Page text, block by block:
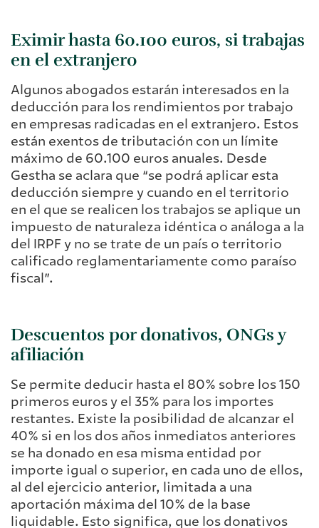
Eximir hasta 60.100 euros, si trabajas
en el extranjero
Algunos abogados estarán interesados en la
deducción para los rendimientos por trabajo
en empresas radicadas en el extranjero. Estos
están exentos de tributación con un límite
máximo de 60.100 euros anuales. Desde
Gestha se aclara que “se podrá aplicar esta
deducción siempre y cuando en el territorio
en el que se realicen los trabajos se aplique un
impuesto de naturaleza idéntica o análoga a la
del IRPF y no se trate de un país o territorio
calificado reglamentariamente como paraíso
fiscal”.
Descuentos por donativos, ONGs y
afiliación
Se permite deducir hasta el 80% sobre los 150
primeros euros y el 35% para los importes
restantes. Existe la posibilidad de alcanzar el
40% si en los dos años inmediatos anteriores
se ha donado en esa misma entidad por
importe igual o superior, en cada uno de ellos,
al del ejercicio anterior, limitada a una
aportación máxima del 10% de la base
liquidable. Esto significa, que los donativos